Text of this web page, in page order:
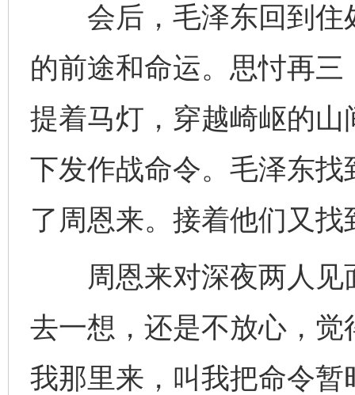
会后，毛泽东回到住
的前途和命运。思忖再
提着马灯，穿越崎岖的
下发作战命令。毛泽东
了周恩来。接着他们又
周恩来对深夜两人见
去一想，还是不放心，
我那里来，叫我把命令